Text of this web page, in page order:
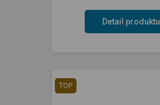
Detail produktu
TOP